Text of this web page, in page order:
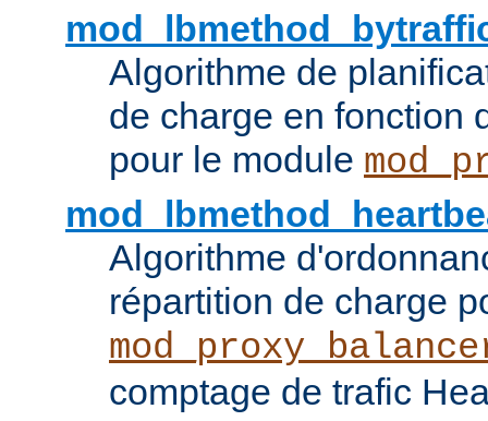
Algorithme de
de charge en fonction
pour le module
Algorithme
répartition de charge
comptage de trafic